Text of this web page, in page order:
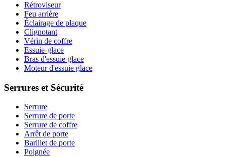
Rétroviseur
Feu arrière
Éclairage de plaque
Clignotant
Vérin de coffre
Essuie-glace
Bras d'essuie glace
Moteur d'essuie glace
Serrures et Sécurité
Serrure
Serrure de porte
Serrure de coffre
Arrêt de porte
Barillet de porte
Poignée